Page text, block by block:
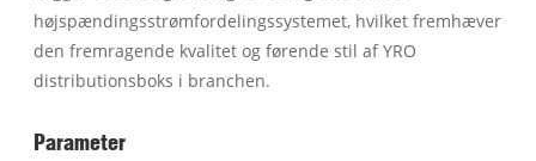
højspændingsstrømfordelingssystemet, hvilket fremhæver
den fremragende kvalitet og førende stil af YRO
distributionsboks i branchen.
Parameter